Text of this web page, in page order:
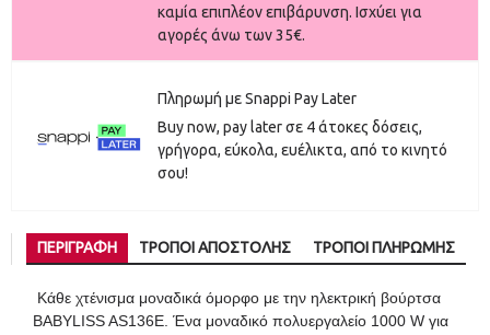
καμία επιπλέον επιβάρυνση. Ισχύει για
αγορές άνω των 35€.
Πληρωμή με Snappi Pay Later
Buy now, pay later σε 4 άτοκες δόσεις,
γρήγορα, εύκολα, ευέλικτα, από το κινητό
σου!
ΠΕΡΙΓΡΑΦΉ ΤΡΌΠΟΙ ΑΠΟΣΤΟΛΉΣ ΤΡΌΠΟΙ ΠΛΗΡΩΜΉΣ
Κάθε χτένισμα μοναδικά όμορφο με την ηλεκτρική βούρτσα
BABYLISS AS136E. Ένα μοναδικό πολυεργαλείο 1000 W για